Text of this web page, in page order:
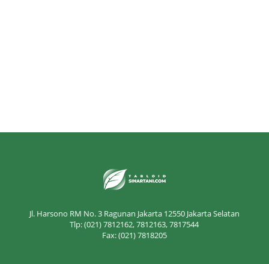
Jl. Harsono RM No. 3 Ragunan Jakarta 12550 Jakarta Selatan
Tlp: (021) 7812162, 7812163, 7817544
Fax: (021) 7818205